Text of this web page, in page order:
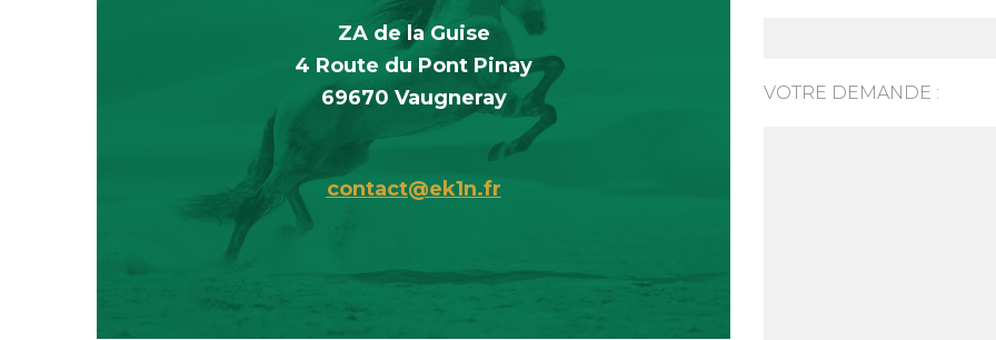
ZA de la Guise
4 Route du Pont Pinay
69670 Vaugneray
contact@ek1n.fr
VOTRE DEMANDE :